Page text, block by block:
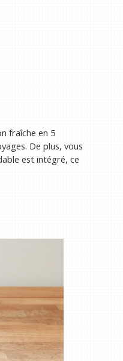
fraîche en 5
De plus, vous
est intégré, ce